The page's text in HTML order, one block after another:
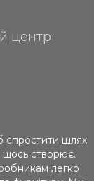
центр
спростити шлях
щось створює.
легко